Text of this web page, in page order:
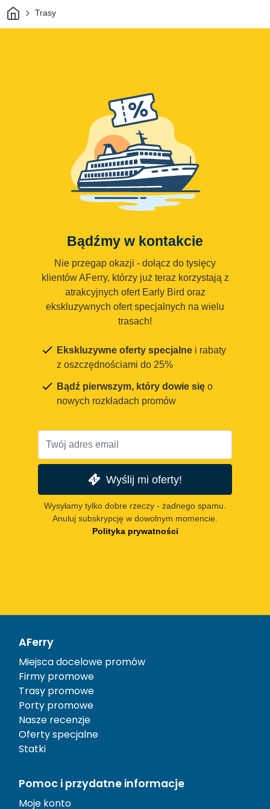
DomTrasy
Bądźmy w kontakcie
Nie przegap okazji - dołącz do tysięcy
klientów AFerry, którzy już teraz korzystają z
atrakcyjnych ofert Early Bird oraz
ekskluzywnych ofert specjalnych na wielu
trasach!
Ekskluzywne oferty specjalne i rabaty
z oszczędnościami do 25%
Bądź pierwszym, który dowie się o
nowych rozkładach promów
Wyślij mi oferty!
Wysyłamy tylko dobre rzeczy - żadnego spamu.
Anuluj subskrypcję w dowolnym momencie.
Polityka prywatności
AFerry
Miejsca docelowe promów
Firmy promowe
Trasy promowe
Porty promowe
Nasze recenzje
Oferty specjalne
Statki
Pomoc i przydatne informacje
Moje konto